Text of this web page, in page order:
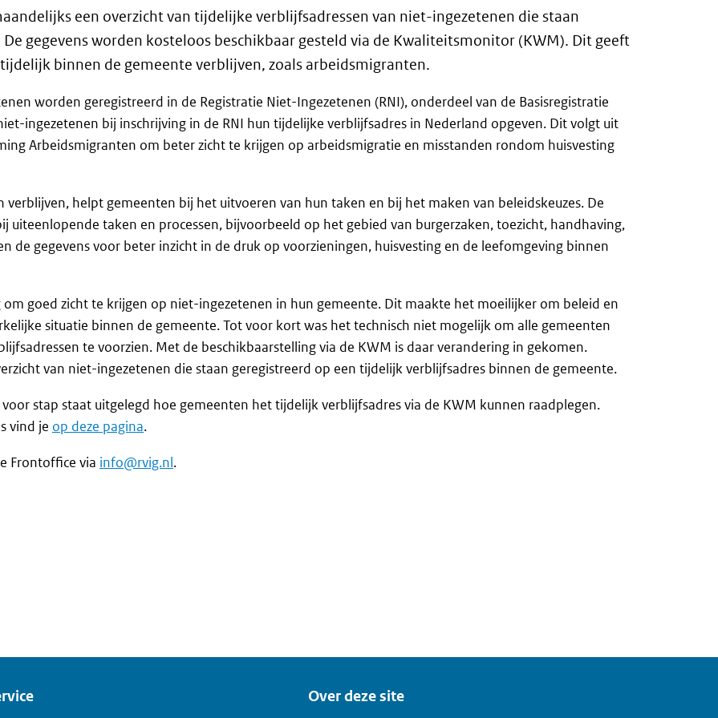
een overzicht van tijdelijke verblijfsadressen van niet-ingezetenen die staan
gegevens worden kosteloos beschikbaar gesteld via de Kwaliteitsmonitor (KWM). Dit geeft
binnen de gemeente verblijven, zoals arbeidsmigranten.
worden geregistreerd in de Registratie Niet-Ingezetenen (RNI), onderdeel van de Basisregistratie
ingezetenen bij inschrijving in de RNI hun tijdelijke verblijfsadres in Nederland opgeven. Dit volgt uit
Arbeidsmigranten om beter zicht te krijgen op arbeidsmigratie en misstanden rondom huisvesting
helpt gemeenten bij het uitvoeren van hun taken en bij het maken van beleidskeuzes. De
uiteenlopende taken en processen, bijvoorbeeld op het gebied van burgerzaken, toezicht, handhaving,
de gegevens voor beter inzicht in de druk op voorzieningen, huisvesting en de leefomgeving binnen
goed zicht te krijgen op niet-ingezetenen in hun gemeente. Dit maakte het moeilijker om beleid en
situatie binnen de gemeente. Tot voor kort was het technisch niet mogelijk om alle gemeenten
te voorzien. Met de beschikbaarstelling via de KWM is daar verandering in gekomen.
van niet-ingezetenen die staan geregistreerd op een tijdelijk verblijfsadres binnen de gemeente.
stap staat uitgelegd hoe gemeenten het tijdelijk verblijfsadres via de KWM kunnen raadplegen.
vind je op deze pagina.
Frontoffice via info@rvig.nl.
Over deze site